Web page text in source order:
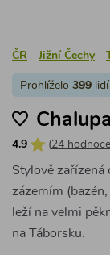
ČR Jižní Čechy
Prohlíželo 399 lidí
4.9 (24
Stylově zařízená
zázemím
leží na velmi
na Táborsku.